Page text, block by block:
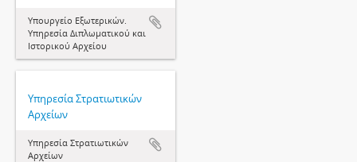
Υπουργείο Εξωτερικών.
Υπηρεσία Διπλωματικού και
Ιστορικού Αρχείου
Υπηρεσία Στρατιωτικών
Αρχείων
Υπηρεσία Στρατιωτικών
Αρχείων